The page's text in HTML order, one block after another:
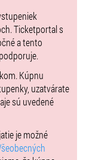
Ticketportal s
a tento
Kúpnu
uzatvárate
sú uvedené
je možné